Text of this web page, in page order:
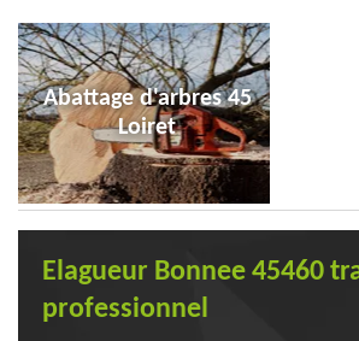
Abattage d'arbres 45
Loiret
Elagueur Bonnee 45460
professionnel